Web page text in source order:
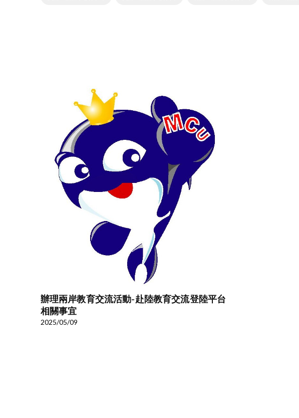
辦理兩岸教育交流活動-赴陸教育交流登陸平台
相關事宜
2025/05/09